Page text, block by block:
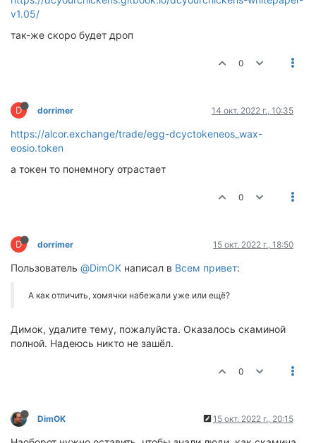
v1.05/
так-же скоро будет дроп
0
D dorrimer 14 окт. 2022 г., 10:35
https://alcor.exchange/trade/egg-dcyctokeneos_wax-
eosio.token
а токен то понемногу отрастает
0
D dorrimer 15 окт. 2022 г., 18:50
Пользователь @DimOK написал в Всем привет:
А как отличить, хомячки набежали уже или ещё?
Димок, удалите тему, пожалуйста. Оказалось скаминой
полной. Надеюсь никто не зашёл.
0
DimOK 15 окт. 2022 г., 20:15